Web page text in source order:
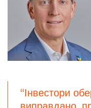
“Інвестори